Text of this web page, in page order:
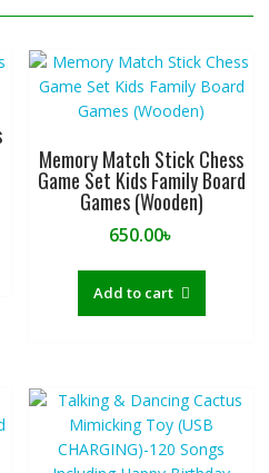
Memory Match Stick Chess
Game Set Kids Family Board
Games (Wooden)
650.00৳
Add to cart